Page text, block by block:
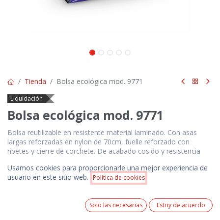
Precio:
3.00 Añadir a la cesta
0
Wishlist Cuenta
Tienda Bolsa ecológica mod. 9771
Liquidación
Bolsa ecológica mod. 9771
Bolsa reutilizable en resistente material laminado. Con asas
largas reforzadas en nylon de 70cm, fuelle reforzado con
ribetes y cierre de corchete. De acabado cosido y resistencia
Biodegradable
Precios NO incluyen IVA. Pedido mínimo 100 unidades.
Precio incluye 1 logotipo estampado en serigrafía a 1
Usamos cookies para proporcionarle una mejor experiencia de
usuario en este sitio web.
Política de cookies
Solo las necesarias Estoy de acuerdo